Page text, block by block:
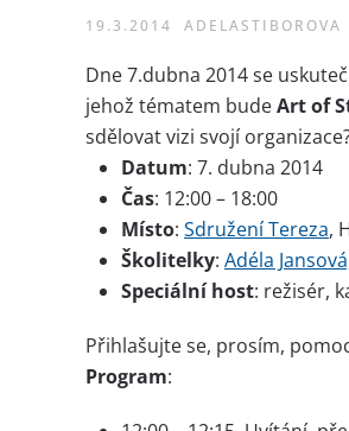
19.3.2014 ADELASTIBOROVA
Dne 7.dubna 2014 se
jehož tématem budeArt of
sdělovat vizi svojí
Datum: 7. dubna 2014
Čas: 12:00 – 18:00
Místo: Sdružení Tereza,
Školitelky: Adéla
Speciální host: režisér,
Přihlašujte se, prosím,
Program: